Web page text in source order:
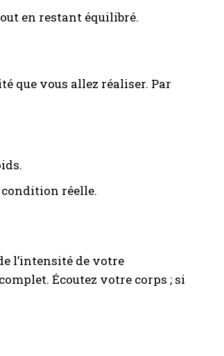
en restant équilibré.
que vous allez réaliser. Par
condition réelle.
l’intensité de votre
Écoutez votre corps ; si